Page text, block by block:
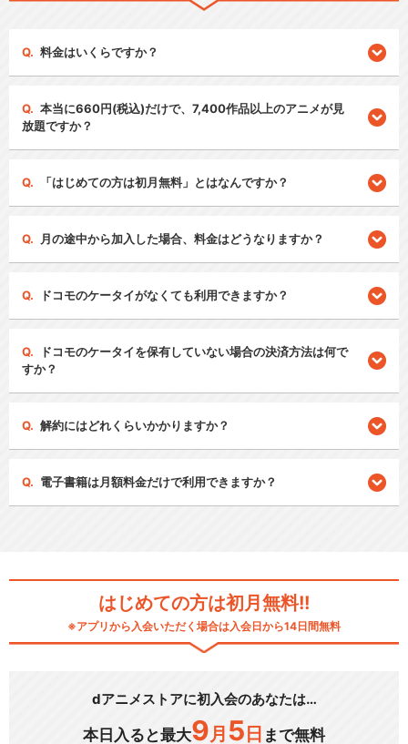
料金はいくらですか？
本当に660円(税込)だけで、7,400作品以上のアニメが見
放題ですか？
「はじめての方は初月無料」とはなんですか？
月の途中から加入した場合、料金はどうなりますか？
ドコモのケータイがなくても利用できますか？
ドコモのケータイを保有していない場合の決済方法は何で
すか？
解約にはどれくらいかかりますか？
電子書籍は月額料金だけで利用できますか？
はじめての方は初月無料!!
※アプリから入会いただく場合は入会日から14日間無料
dアニメストアに初入会のあなたは…
本日入ると最大9 月 5 日 まで無料